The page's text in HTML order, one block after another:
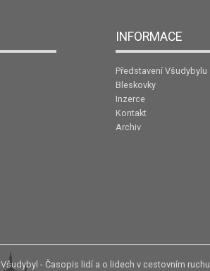
INFORMACE
Představení Všudybylu
Bleskovky
Inzerce
Kontakt
Archiv
Všudybyl - Časopis lidí a o lidech v cestovním ruchu